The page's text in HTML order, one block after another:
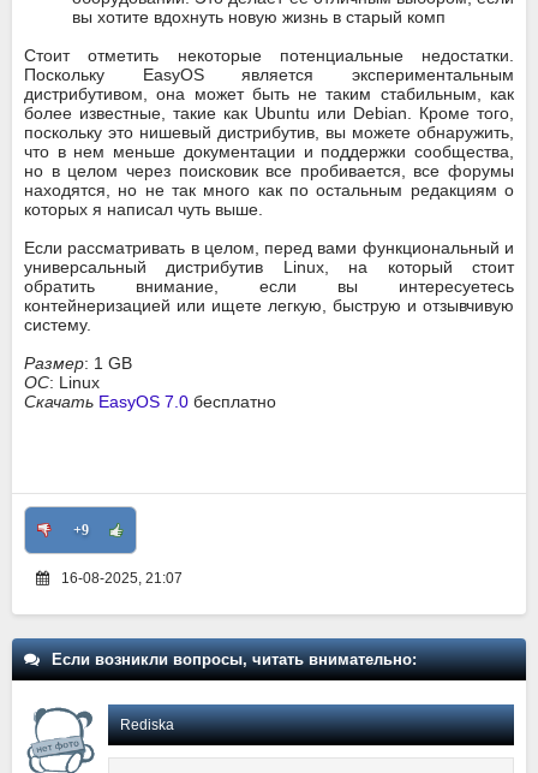
вы хотите вдохнуть новую жизнь в старый комп
Стоит отметить некоторые потенциальные недостатки.
Поскольку EasyOS является экспериментальным
дистрибутивом, она может быть не таким стабильным, как
более известные, такие как Ubuntu или Debian. Кроме того,
поскольку это нишевый дистрибутив, вы можете обнаружить,
что в нем меньше документации и поддержки сообщества,
но в целом через поисковик все пробивается, все форумы
находятся, но не так много как по остальным редакциям о
которых я написал чуть выше.
Если рассматривать в целом, перед вами функциональный и
универсальный дистрибутив Linux, на который стоит
обратить внимание, если вы интересуетесь
контейнеризацией или ищете легкую, быструю и отзывчивую
систему.
Размер: 1 GB
ОС: Linux
Скачать EasyOS 7.0 бесплатно
+9
16-08-2025, 21:07
Если возникли вопросы, читать внимательно:
Rediska